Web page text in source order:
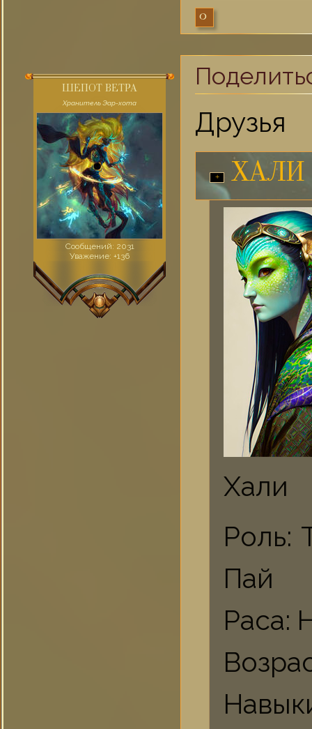
0
ШЕПОТ ВЕТРА
Хранитель Эар-хота
Сообщений: 2031
Уважение: +136
Друзья
ХАЛИ
Хали
Роль:
Пай
Раса: